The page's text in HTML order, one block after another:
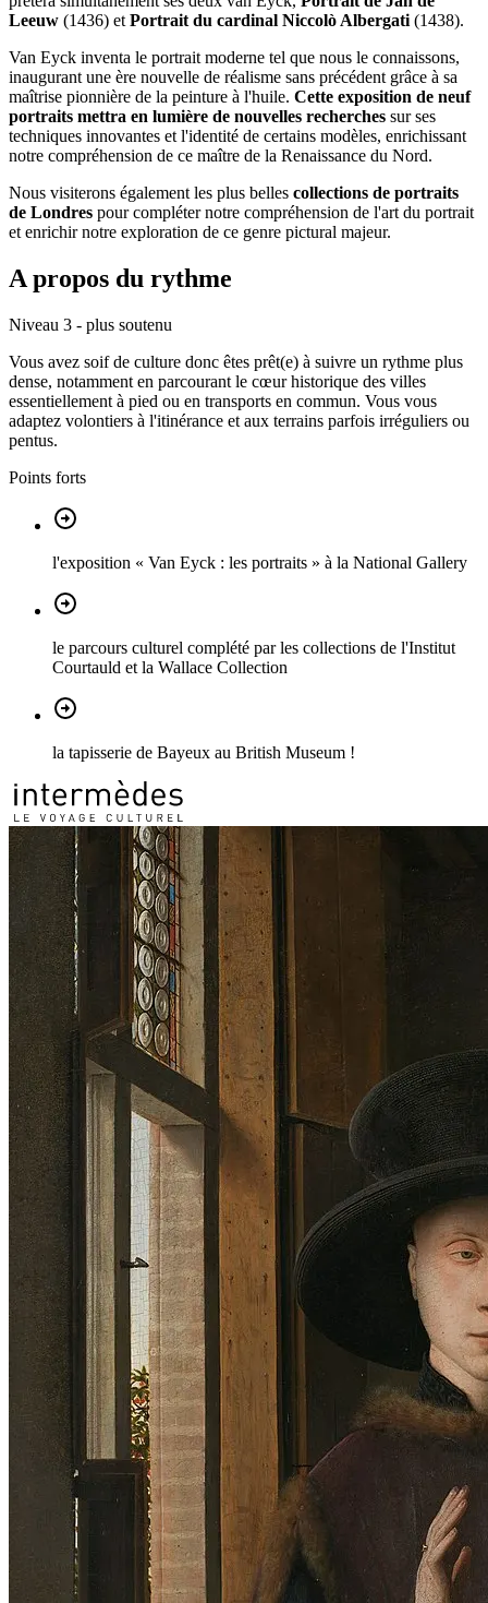
Leeuw (1436) et Portrait du cardinal Niccolò Albergati (1438).
Van Eyck inventa le portrait moderne tel que nous le connaissons,
inaugurant une ère nouvelle de réalisme sans précédent grâce à sa
maîtrise pionnière de la peinture à l'huile. Cette exposition de neuf
portraits mettra en lumière de nouvelles recherches sur ses
techniques innovantes et l'identité de certains modèles, enrichissant
notre compréhension de ce maître de la Renaissance du Nord.
Nous visiterons également les plus belles collections de portraits
de Londres pour compléter notre compréhension de l'art du portrait
et enrichir notre exploration de ce genre pictural majeur.
A propos du rythme
Niveau 3 - plus soutenu
Vous avez soif de culture donc êtes prêt(e) à suivre un rythme plus
dense, notamment en parcourant le cœur historique des villes
essentiellement à pied ou en transports en commun. Vous vous
adaptez volontiers à l'itinérance et aux terrains parfois irréguliers ou
pentus.
Points forts
l'exposition « Van Eyck : les portraits » à la National Gallery
le parcours culturel complété par les collections de l'Institut
Courtauld et la Wallace Collection
la tapisserie de Bayeux au British Museum !